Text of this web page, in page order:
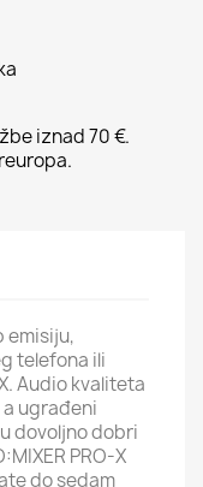
iznad 70 €.
emisiju,
telefona ili
Audio kvaliteta
ugrađeni
dovoljno dobri
PRO-X
do sedam